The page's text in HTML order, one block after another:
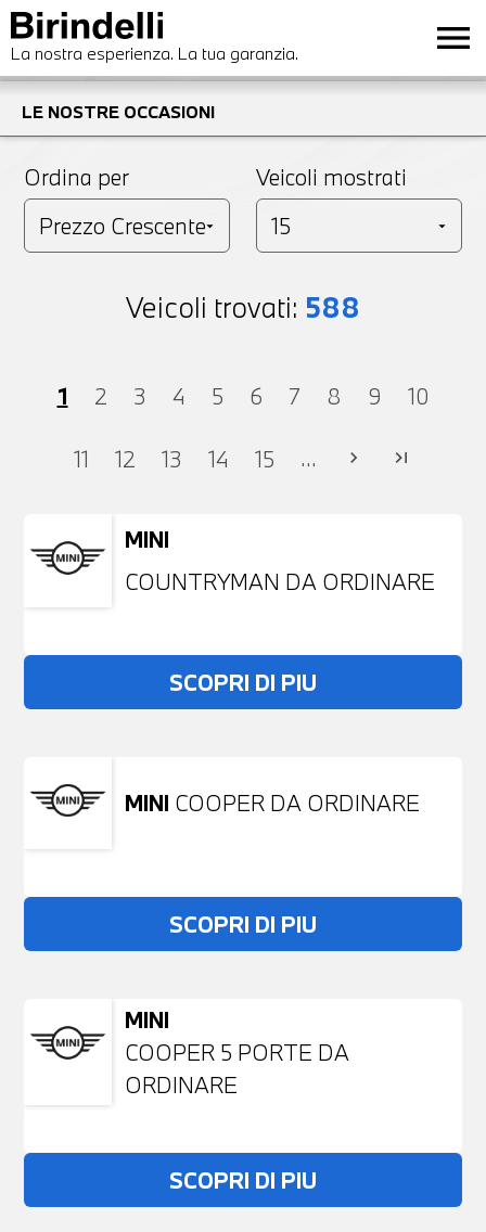
La nostra esperienza. La tua garanzia. menu
LE NOSTRE OCCASIONI
Ordina per Veicoli mostrati
Veicoli trovati: 588
1 2 3 4 5 6 7 8 9 10
11 12 13 14 15 ... chevron_right last_page
MINI
COUNTRYMAN DA ORDINARE
SCOPRI DI PIU
MINI COOPER DA ORDINARE
SCOPRI DI PIU
MINI
COOPER 5 PORTE DA
ORDINARE
SCOPRI DI PIU
Non stai trovando ciò che cerchi?